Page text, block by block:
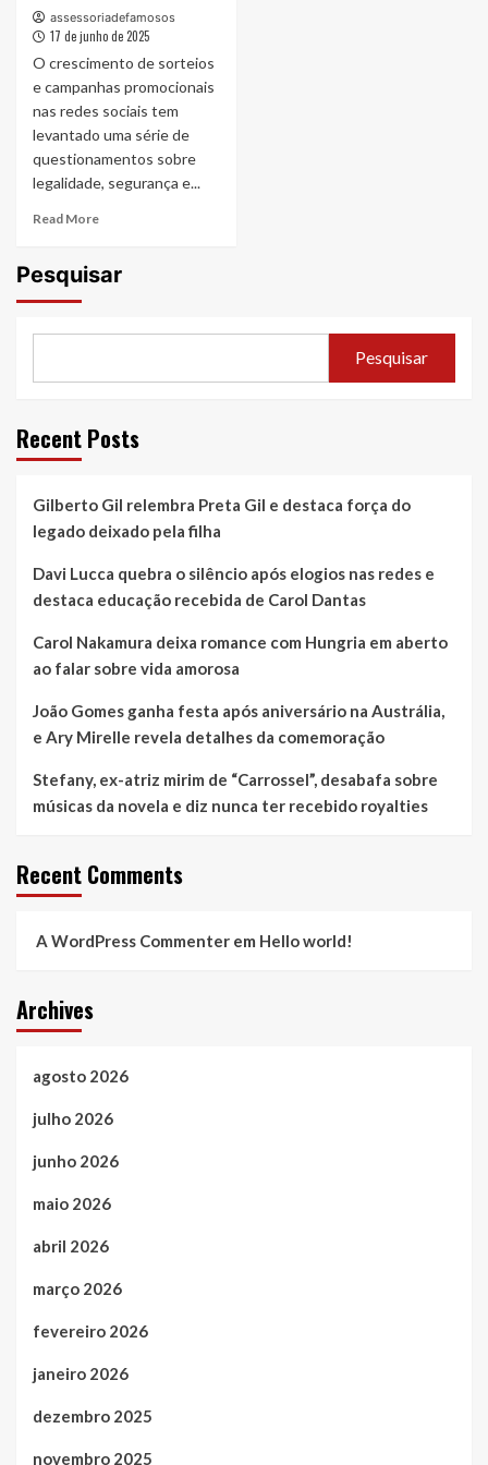
assessoriadefamosos
17 de junho de 2025
O crescimento de sorteios
e campanhas promocionais
nas redes sociais tem
levantado uma série de
questionamentos sobre
legalidade, segurança e...
Read MoreRead
Nova
regular
mercado
digitais
promocionais
on-
Pesquisar
Pesquisar
Recent Posts
Gilberto Gil relembra Preta Gil e destaca força do
legado deixado pela filha
Davi Lucca quebra o silêncio após elogios nas redes e
destaca educação recebida de Carol Dantas
Carol Nakamura deixa romance com Hungria em aberto
ao falar sobre vida amorosa
João Gomes ganha festa após aniversário na Austrália,
e Ary Mirelle revela detalhes da comemoração
Stefany, ex-atriz mirim de “Carrossel”, desabafa sobre
músicas da novela e diz nunca ter recebido royalties
Recent Comments
A WordPress Commenter em Hello world!
Archives
agosto 2026
julho 2026
junho 2026
maio 2026
abril 2026
março 2026
fevereiro 2026
janeiro 2026
dezembro 2025
novembro 2025